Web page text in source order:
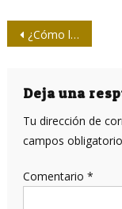
entradas
¿Cómo lograr mayor semejanza entre la agenda de los medios y la pública?
Deja una
Tu dirección de
campos
Comentario *